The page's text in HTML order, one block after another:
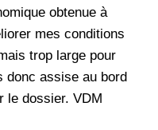
obtenue à
mes conditions
trop large pour
donc assise au bord
le dossier. VDM